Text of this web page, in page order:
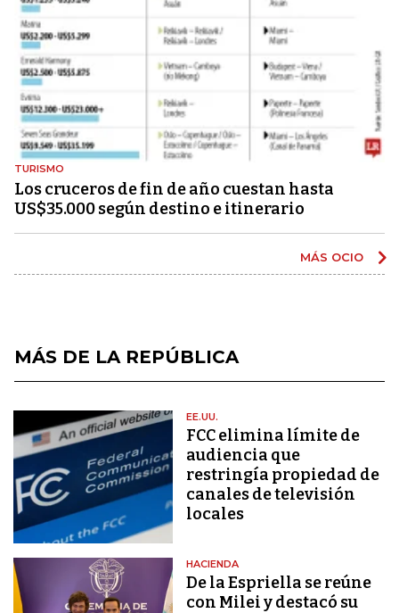
TURISMO
Los cruceros de fin de año cuestan hasta
US$35.000 según destino e itinerario
MÁS OCIO
MÁS DE LA REPÚBLICA
EE.UU.
FCC elimina límite de
audiencia que
restringía propiedad de
canales de televisión
locales
HACIENDA
De la Espriella se reúne
con Milei y destacó su